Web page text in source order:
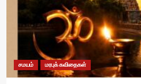
சமயம் மரபுக் கவிதைகள்